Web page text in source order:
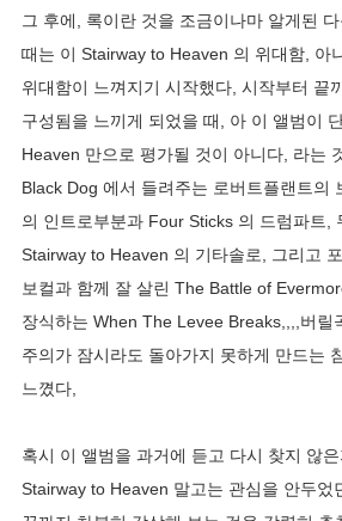
그 후에, 록이란 것을 조금이나마 알게된
때는 이 Stairway to Heaven 의 위대함, 아
위대함이 느껴지기 시작했다, 시작부터 끝
구성됨을 느끼게 되었을 때, 아 이 앨범이
Heaven 만으로 평가될 것이 아니다, 라는
Black Dog 에서 들려주는 로버트플랜트의
의 인트로부분과 Four Sticks 의 드럼파트,
Stairway to Heaven 의 기타솔로, 그리고
보컬과 함께 잘 살린 The Battle of
장식하는 When The Levee Breaks,,,,버릴
주의가 잠시라도 돌아가지 못하게 만드는
느꼈다,
혹시 이 앨범을 과거에 듣고 다시 찾지 않
Stairway to Heaven 말고는 관심을 안두었